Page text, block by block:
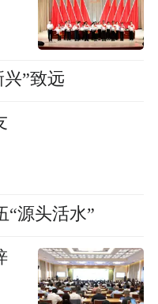
”致远
“源头活水”